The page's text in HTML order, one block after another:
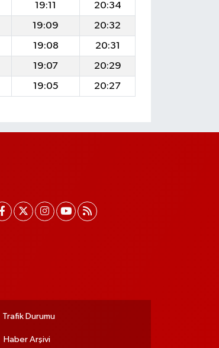
19:11
20:34
19:09
20:32
19:08
20:31
19:07
20:29
19:05 20:27
Trafik Durumu
Haber Arşivi